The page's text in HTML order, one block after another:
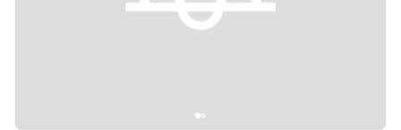
Previous slide